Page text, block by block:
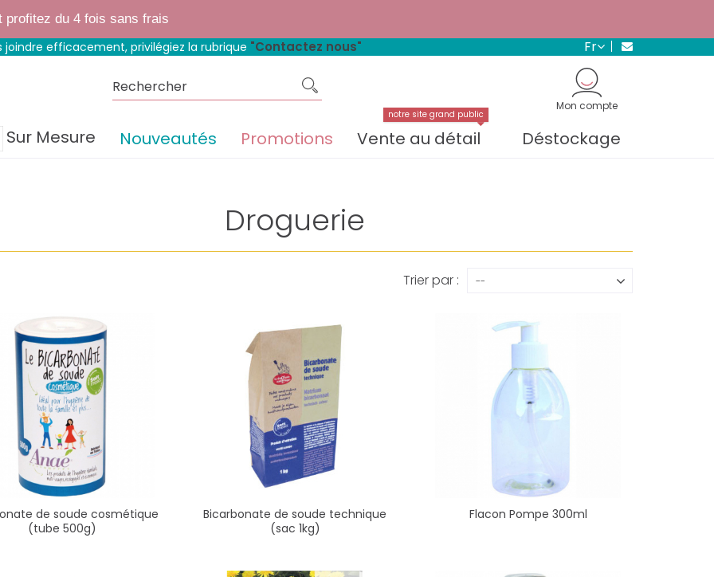
profitez du 4 fois sans frais
fait peau neuve. Mêmes matières, mêmes prix, mêmes avantages.
joindre efficacement, privilégiez la rubrique "Contactez nous" fr
Mon compte
Sur Mesure Nouveautés Promotions Vente au détail
notre site grand public
Déstockage
Droguerie
Trier par : --
de soude cosmétique
(tube 500g)
Bicarbonate de soude technique
(sac 1kg)
Flacon Pompe 300ml